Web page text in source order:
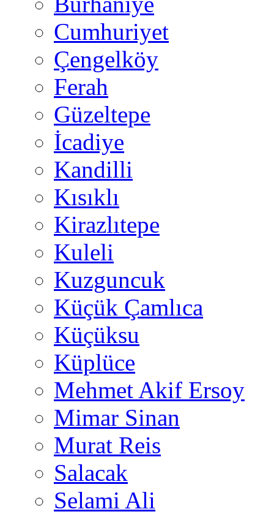
Cumhuriyet
Çengelköy
Ferah
Güzeltepe
İcadiye
Kandilli
Kısıklı
Kirazlıtepe
Kuleli
Kuzguncuk
Küçük Çamlıca
Küçüksu
Küplüce
Mehmet Akif Ersoy
Mimar Sinan
Murat Reis
Salacak
Selami Ali